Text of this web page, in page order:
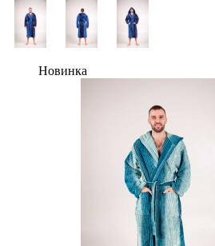
Новинка